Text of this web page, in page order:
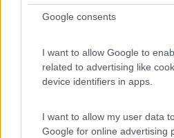
Google consents
I want to allow Google to
related to advertising like
device identifiers in apps.
I want to allow my user data
Google for online advertising
Davanti al palazzo Comunale,
Abetone (PT) - 6.3km
Via Pescinone